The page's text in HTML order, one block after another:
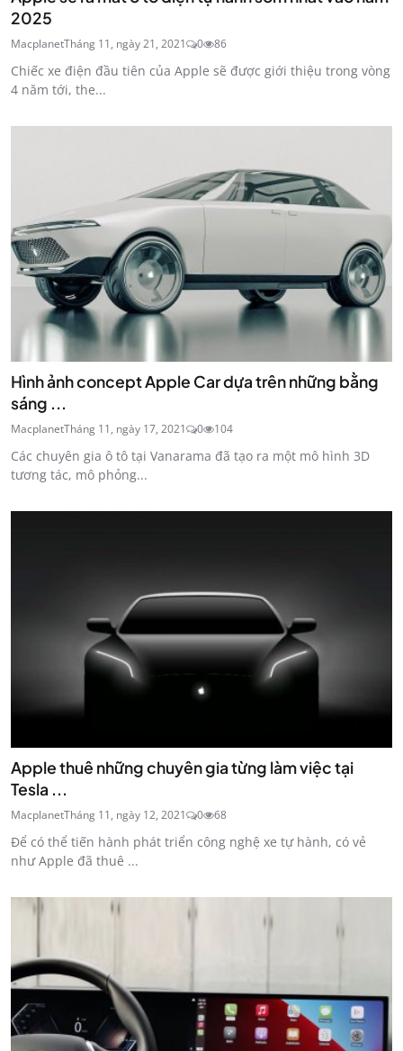
2025
MacplanetTháng 11, ngày 21, 2021 0 86
Chiếc xe điện đầu tiên của Apple sẽ được giới thiệu trong vòng
4 năm tới, the...
Hình ảnh concept Apple Car dựa trên những bằng
sáng ...
MacplanetTháng 11, ngày 17, 2021 0 104
Các chuyên gia ô tô tại Vanarama đã tạo ra một mô hình 3D
tương tác, mô phỏng...
Apple thuê những chuyên gia từng làm việc tại
Tesla ...
MacplanetTháng 11, ngày 12, 2021 0 68
Để có thể tiến hành phát triển công nghệ xe tự hành, có vẻ
như Apple đã thuê ...